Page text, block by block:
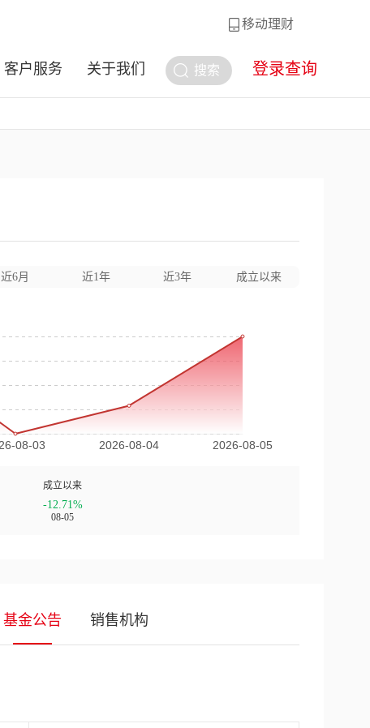
移动理财
搜索 登录查询
客户服务 关于我们
近6月 近1年 近3年 成立以来
成立以来
-12.71%
08-05
基金公告 销售机构